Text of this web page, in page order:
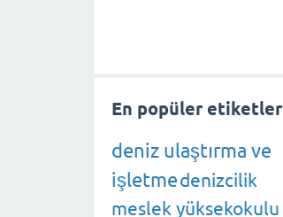
En popüler etiketler
deniz ulaştırma ve
işletmedenizcilik
meslek yüksekokulu